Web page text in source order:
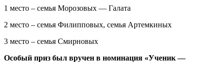
1 место – семья Морозовых — Галата
2 место – семья Филипповых, семья Артемкиных
3 место – семья Смирновых
Особый приз был вручен в номинация «Ученик —